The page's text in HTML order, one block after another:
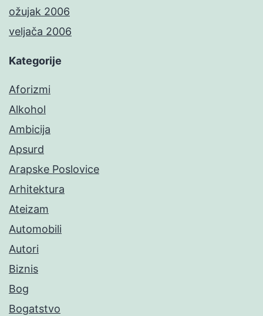
ožujak 2006
veljača 2006
Kategorije
Aforizmi
Alkohol
Ambicija
Apsurd
Arapske Poslovice
Arhitektura
Ateizam
Automobili
Autori
Biznis
Bog
Bogatstvo